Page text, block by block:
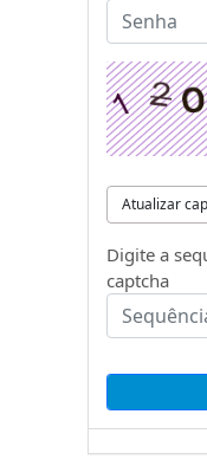
Atualizar
Digite a
captcha